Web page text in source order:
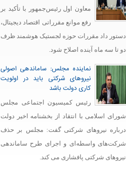
معاون اول رئیس‌جمهور با تأکید بر
رفع موانع مقرراتی اقتصاد دیجیتال،
دستور داد مقررات حوزه لجستیک هوشمند ظرف
دو تا سه ماه آینده اصلاح شود.
نماینده مجلس: ساماندهی اصولی
نیروهای شرکتی باید در اولویت
کاری دولت باشد
رئیس کمیسیون اجتماعی مجلس
شورای اسلامی با انتقاد از بخشنامه اخیر دولت
درباره نیروهای شرکتی گفت: مجلس بر حذف
شرکت‌های واسطه‌ای و اجرای طرح ساماندهی
نیروهای شرکتی پافشاری می کند.